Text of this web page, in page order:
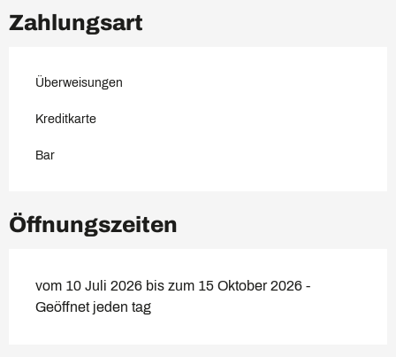
Zahlungsart
Überweisungen
Kreditkarte
Bar
Öffnungszeiten
vom 10 Juli 2026 bis zum 15 Oktober 2026 -
Geöffnet jeden tag